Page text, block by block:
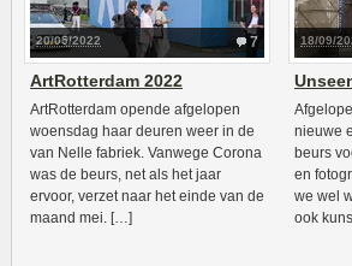
7
20/05/2022
ArtRotterdam 2022
ArtRotterdam opende afgelopen
woensdag haar deuren weer in de
van Nelle fabriek. Vanwege Corona
was de beurs, net als het jaar
ervoor, verzet naar het einde van de
maand mei. […]
18/09/
nieuwe
beurs
en
we wel
ook